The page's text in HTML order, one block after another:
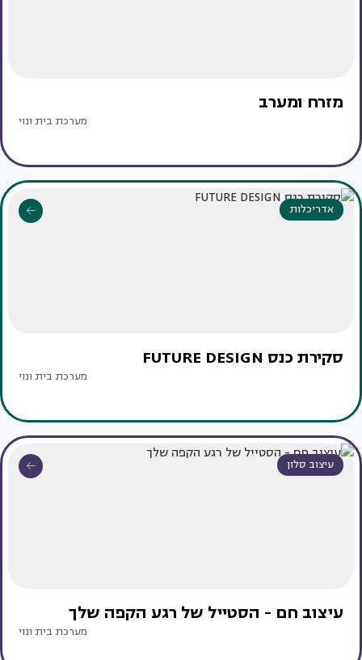
מזרח ומערב
מערכת בית ונוי
אדריכלות
סקירת כנס FUTURE DESIGN
מערכת בית ונוי
עיצוב סלון
עיצוב חם - הסטייל של רגע הקפה שלך
מערכת בית ונוי